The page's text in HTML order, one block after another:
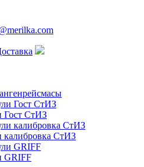
Гост СтИЗ
калибровка СтИЗ
GRIFF